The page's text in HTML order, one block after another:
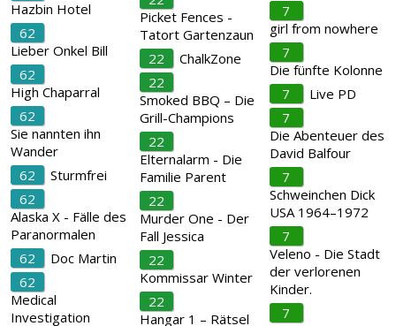
Hazbin Hotel
62
Lieber Onkel Bill
62
High Chaparral
62
Sie nannten ihn
Wander
62
Sturmfrei
62
Alaska X - Fälle des
Paranormalen
62
Doc Martin
62
Medical
Investigation
Picket Fences -
Tatort Gartenzaun
22
ChalkZone
22
Smoked BBQ – Die
Grill-Champions
22
Elternalarm - Die
Familie Parent
22
Murder One - Der
Fall Jessica
22
Kommissar Winter
22
Hangar 1 – Rätsel
7
girl from nowhere
7
Die fünfte Kolonne
7
Live PD
7
Die Abenteuer des
David Balfour
7
Schweinchen Dick
USA 1964–1972
7
Veleno - Die Stadt
der verlorenen
Kinder.
7